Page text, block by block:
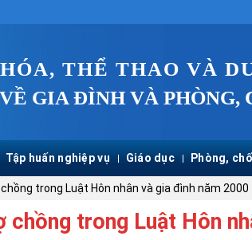
THỂ THAO VÀ
GIA ĐÌNH VÀ PHÒNG,
Tập huấn nghiệp vụ Giáo dục Phòng,
trong Luật Hôn nhân và gia đình năm 2000
chồng trong Luật Hôn